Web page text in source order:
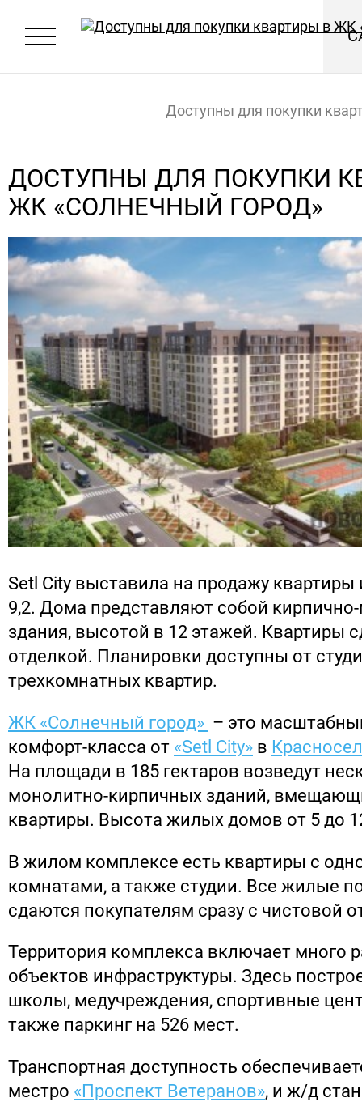
Доступны для покупки
ДОСТУПНЫ ДЛЯ ПОКУПКИ
ЖК «СОЛНЕЧНЫЙ ГОРОД»
Setl City выставила на продажу квартиры
9,2. Дома представляют собой
здания, высотой в 12 этажей. Квартиры
отделкой. Планировки доступны от
трехкомнатных квартир.
ЖК «Солнечный город» – это
комфорт-класса от «Setl City» в
На площади в 185 гектаров возведут
монолитно-кирпичных зданий,
квартиры. Высота жилых домов от 5 до
В жилом комплексе есть квартиры с
комнатами, а также студии. Все жилые
сдаются покупателям сразу с чистовой
Территория комплекса включает много
объектов инфраструктуры. Здесь
школы, медучреждения, спортивные
также паркинг на 526 мест.
Транспортная доступность
местро «Проспект Ветеранов», и ж/д